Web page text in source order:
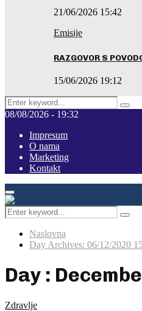
21/06/2026 15:42
Emisije
RAZGOVOR S
15/06/2026 19:12
Search
for:
08/08/2026 - 19:32
Impresum
O nama
Marketing
Kontakt
Facebook
Instagram
Youtube
Primary
Menu
Search
for:
Naslovna
Day Archives: 06/12/2020
Day :
Zdravlje